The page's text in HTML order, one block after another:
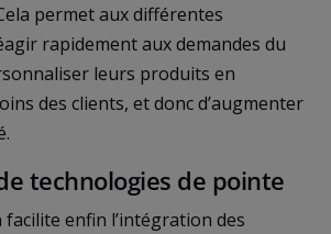
permet aux différentes
rapidement aux demandes du
leurs produits en
des clients, et donc d’augmenter
technologies de pointe
facilite enfin l’intégration des